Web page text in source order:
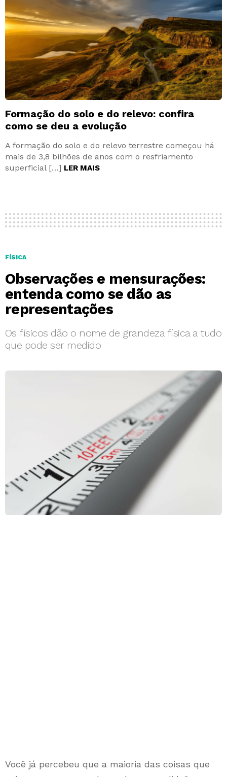
Formação do solo e do relevo: confira
como se deu a evolução
A formação do solo e do relevo terrestre começou há
mais de 3,8 bilhões de anos com o resfriamento
superficial […] LER MAIS
FÍSICA
Observações e mensurações:
entenda como se dão as
representações
Os físicos dão o nome de grandeza física a tudo
que pode ser medido
Você já percebeu que a maioria das coisas que